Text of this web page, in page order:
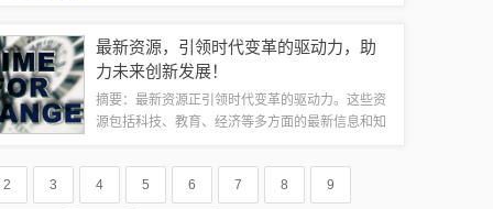
为动作明星的代表之一，释延能的电影历程充...
最新资源，引领时代变革的驱动力，助
力未来创新发展！
摘要：最新资源正引领时代变革的驱动力。这些资
源包括科技、教育、经济等多方面的最新信息和知
的更新和应用，不仅促进了各行各业的创新和发
展，也推动了人类文明的进步。紧跟最新资源的...
2 3 4 5 6 7 8 9